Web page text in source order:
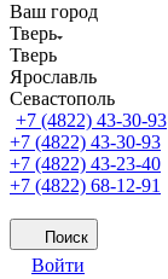
Ваш город
Тверь
Тверь
Ярославль
Севастополь
+7 (4822) 43-30-93
+7 (4822) 43-30-93
+7 (4822) 43-23-40
+7 (4822) 68-12-91
Поиск
Войти